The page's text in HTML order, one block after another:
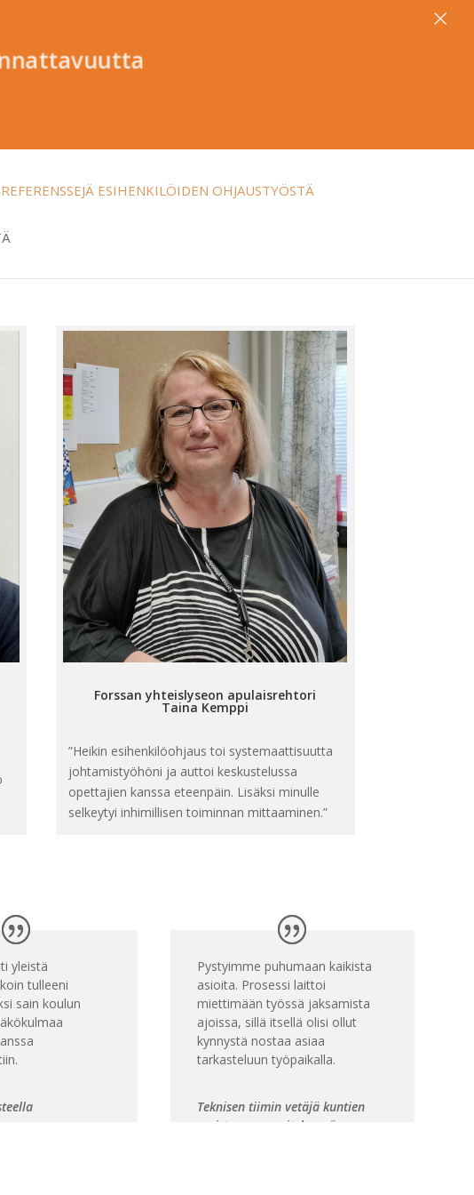
REFERENSSEJÄ ESIHENKILÖIDEN OHJAUSTYÖSTÄ
Forssan yhteislyseon apulaisrehtori
Taina Kemppi
”Heikin esihenkilöohjaus toi systemaattisuutta
johtamistyöhöni ja auttoi keskustelussa
opettajien kanssa eteenpäin. Lisäksi minulle
selkeytyi inhimillisen toiminnan mittaaminen.”
yleistä
tulleeni
sain koulun
Pystyimme puhumaan kaikista
asioita. Prosessi laittoi
miettimään työssä jaksamista
ajoissa, sillä itsellä olisi ollut
kynnystä nostaa asiaa
tarkasteluun työpaikalla.
Teknisen tiimin vetäjä kuntien
omistamassa yrityksessä
×